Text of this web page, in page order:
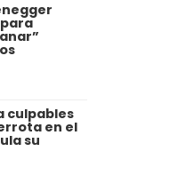
culpables
en el
su